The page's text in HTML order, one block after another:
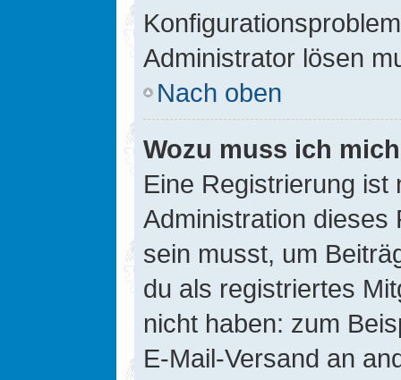
Administrator lösen
Nach oben
Wozu muss ich
Eine Registrierung ist
Administration dieses
sein musst, um
du als registriertes
nicht haben: zum
E-Mail-Versand an